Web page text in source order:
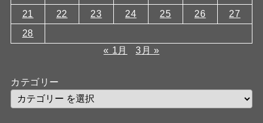
21
22 23 24 25 26
27
28
« 1月
3月 »
カテゴリー